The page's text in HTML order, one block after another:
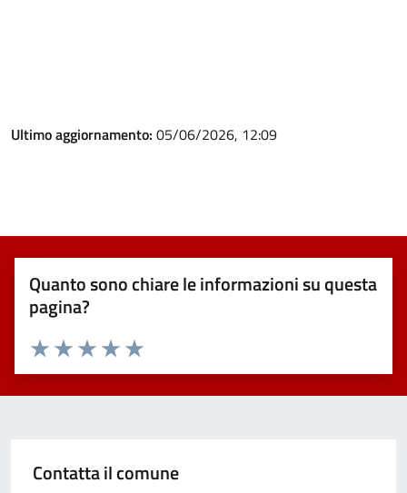
Ultimo aggiornamento: 05/06/2026, 12:09
Quanto sono chiare le informazioni su questa
pagina?
Valuta 5 stelle su 5
Valuta 4 stelle su 5
Valuta 3 stelle su 5
Valuta 2 stelle su 5
Valuta 1 stelle su 5
Contatta il comune